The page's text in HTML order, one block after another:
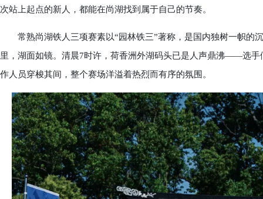
次站上起点的新人，都能在尚湖找到属于自己的节奏。
常熟尚湖铁人三项赛素以“园林铁三”著称，是国内独树一帜的
里，湖面如镜。清晨7时许，荷香洲外湖码头已是人声鼎沸——选
作人员穿梭其间，整个赛场洋溢着热烈而有序的氛围。